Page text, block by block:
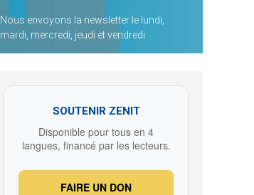
Nous envoyons la newsletter le lundi,
mardi, mercredi, jeudi et vendredi
SOUTENIR ZENIT
Disponible pour tous en 4
langues, financé par les lecteurs.
FAIRE UN DON